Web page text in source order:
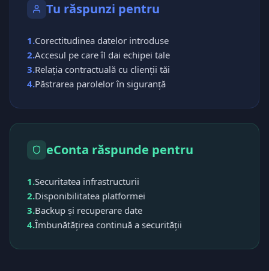
Tu răspunzi pentru
1.Corectitudinea datelor introduse
2.Accesul pe care îl dai echipei tale
3.Relația contractuală cu clienții tăi
4.Păstrarea parolelor în siguranță
eConta răspunde pentru
1.Securitatea infrastructurii
2.Disponibilitatea platformei
3.Backup și recuperare date
4.Îmbunătățirea continuă a securității